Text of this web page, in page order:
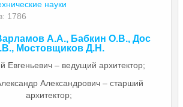
науки
1786
А.А., Бабкин О.В., Дос
Мостовщиков Д.Н.
Евгеньевич – ведущий архитектор;
Александрович – старший
архитектор;